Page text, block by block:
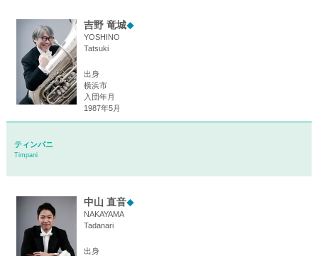
吉野 竜城◆
YOSHINO
Tatsuki
出身
横浜市
入団年月
1987年5月
ティンパニ
Timpani
中山 直音◆
NAKAYAMA
Tadanari
出身